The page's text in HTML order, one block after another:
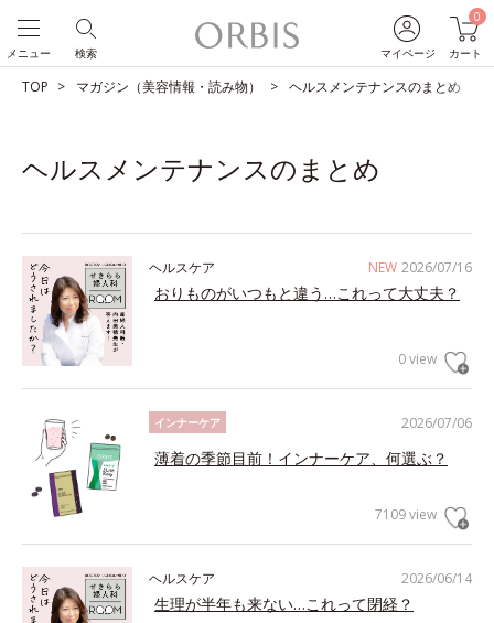
マイページ
0
カート
検索
メニュー
TOP マガジン（美容情報・読み物） ヘルスメンテナンスのまとめ
ヘルスメンテナンスのまとめ
NEW 2026/07/16
ヘルスケア
おりものがいつもと違う…これって大丈夫？
0 view
2026/07/06
インナーケア
薄着の季節目前！インナーケア、何選ぶ？
7109 view
2026/06/14
ヘルスケア
生理が半年も来ない…これって閉経？